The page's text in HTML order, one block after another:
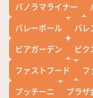
パノラマライナー
バレーボール
バレ
ビアガーデン
ピク
ファストフード
フ
プッチーニ
プラザ